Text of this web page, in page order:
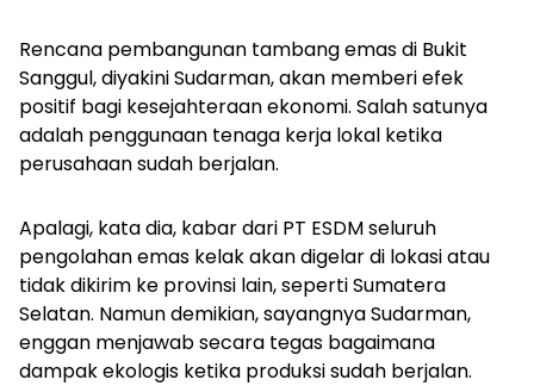
Rencana pembangunan tambang emas di Bukit
Sanggul, diyakini Sudarman, akan memberi efek
positif bagi kesejahteraan ekonomi. Salah satunya
adalah penggunaan tenaga kerja lokal ketika
perusahaan sudah berjalan.
Apalagi, kata dia, kabar dari PT ESDM seluruh
pengolahan emas kelak akan digelar di lokasi atau
tidak dikirim ke provinsi lain, seperti Sumatera
Selatan. Namun demikian, sayangnya Sudarman,
enggan menjawab secara tegas bagaimana
dampak ekologis ketika produksi sudah berjalan.